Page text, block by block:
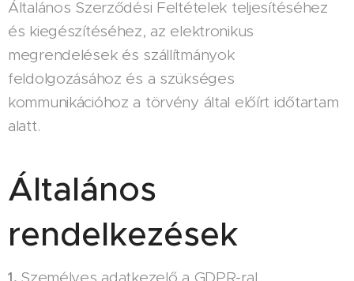
Általános Szerződési Feltételek teljesítéséhez
és kiegészítéséhez, az elektronikus
megrendelések és szállítmányok
feldolgozásához és a szükséges
kommunikációhoz a törvény által előírt időtartam
alatt.
Általános
rendelkezések